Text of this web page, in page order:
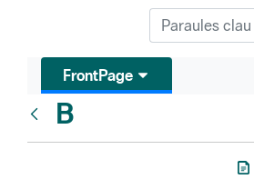
FrontPage
B